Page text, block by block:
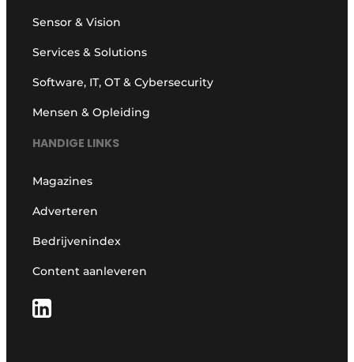
Sensor & Vision
Services & Solutions
Software, IT, OT & Cybersecurity
Mensen & Opleiding
HANDIGE LINKS
Magazines
Adverteren
Bedrijvenindex
Content aanleveren